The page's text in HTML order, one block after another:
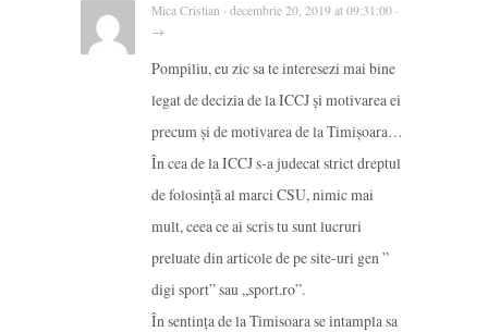
Mica Cristian · decembrie 20, 2019 at 09:31:00 ·
→
Pompiliu, eu zic sa te interesezi mai bine
legat de decizia de la ICCJ și motivarea ei
precum și de motivarea de la Timișoara…
În cea de la ICCJ s-a judecat strict dreptul
de folosință al marci CSU, nimic mai
mult, ceea ce ai scris tu sunt lucruri
preluate din articole de pe site-uri gen ”
digi sport” sau „sport.ro”.
În sentința de la Timisoara se intampla sa